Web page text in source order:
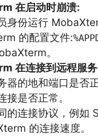
在启动时崩溃:
身份运行
的配置文件:
。
在连接到远程服
器的地和端口是否正
接是否正常。
的连接协议， 例如
的连接速度。